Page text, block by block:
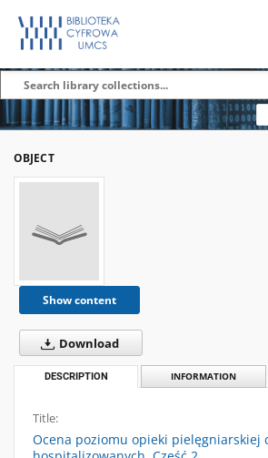
OBJECT
Show content
Download
DESCRIPTION INFORMATION
Title:
Ocena poziomu opieki pielęgniarskiej